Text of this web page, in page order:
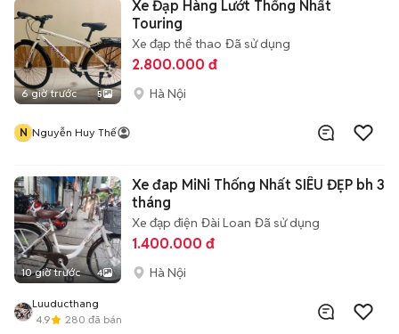
6 giờ trước 5
Xe Đạp Hàng Lướt Thống Nhất
Touring
Xe đạp thể thao Đã sử dụng
2.800.000 đ
Hà Nội
N Nguyễn Huy Thế
10 giờ trước 4
Xe đap MiNi Thống Nhất SIÊU ĐẸP bh 3
tháng
Xe đạp điện Đài Loan Đã sử dụng
1.400.000 đ
Hà Nội
Luuducthang
4.9
280 đã bán